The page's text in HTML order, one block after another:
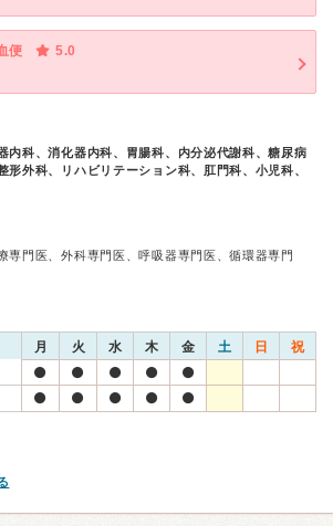
便
5.0
内科、消化器内科、胃腸科、内分泌代謝科、糖尿病
形外科、リハビリテーション科、肛門科、小児科、
専門医、外科専門医、呼吸器専門医、循環器専門
月 火 水 木 金 土 日 祝